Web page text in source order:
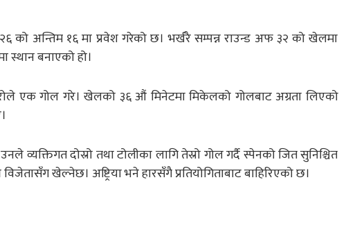
को अन्तिम १६ मा प्रवेश गरेको छ। भर्खरै सम्पन्न राउन्ड अफ ३२ को खेलमा
स्थान बनाएको हो।
एक गोल गरे। खेलको ३६ औं मिनेटमा मिकेलको गोलबाट अग्रता लिएको
दोस्रो तथा टोलीका लागि तेस्रो गोल गर्दै स्पेनको जित सुनिश्चित
खेल्नेछ। अष्ट्रिया भने हारसँगै प्रतियोगिताबाट बाहिरिएको छ।